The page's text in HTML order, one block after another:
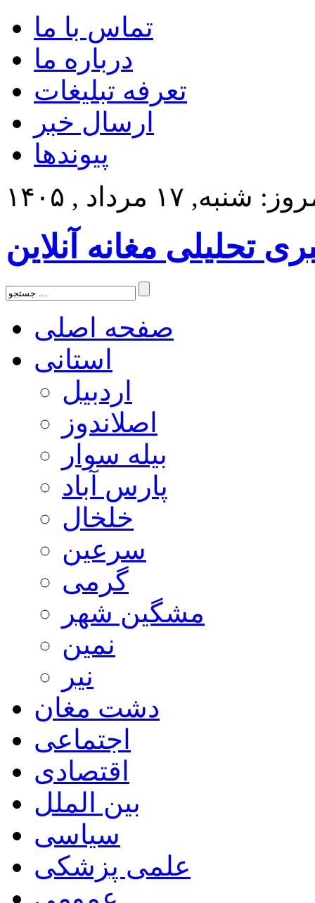
تماس با ما
درباره ما
تعرفه تبلیغات
ارسال خبر
پیوندها
شنبه, ۱۷ مرداد , ۱۴۰۵
تحلیلی مغانه آنلاین
صفحه اصلی
استانی
اردبیل
اصلاندوز
بیله سوار
پارس آباد
خلخال
سرعین
گرمی
مشگین شهر
نمین
نیر
دشت مغان
اجتماعی
اقتصادی
بین الملل
سیاسی
علمی پزشکی